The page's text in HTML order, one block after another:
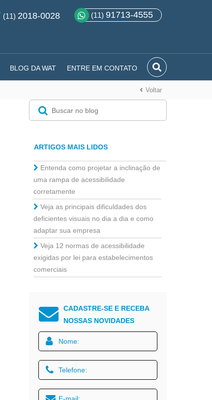
(11) 91713-4555
(11) 2018-0028
BLOG DA WAT ENTRE EM CONTATO
Voltar
ARTIGOS MAIS LIDOS
Entenda como projetar a inclinação de
uma rampa de acessibilidade
corretamente
Veja as principais dificuldades dos
deficientes visuais no dia a dia e como
adaptar sua empresa
Veja 12 normas de acessibilidade
exigidas por lei para estabelecimentos
comerciais
CADASTRE-SE E RECEBA
NOSSAS NOVIDADES